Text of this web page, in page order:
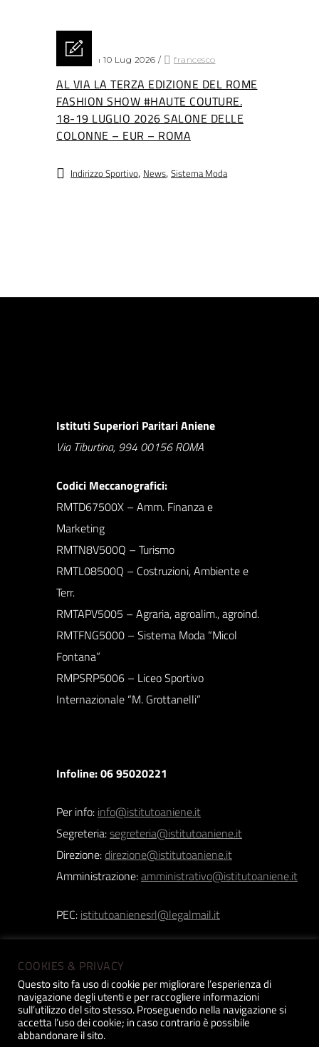
Posted on 10 Lug 2026 / francesco
AL VIA LA TERZA EDIZIONE DEL ROME
FASHION SHOW #HAUTE COUTURE.
18-19 LUGLIO 2026 SALONE DELLE
COLONNE – EUR – ROMA
Indirizzo Sportivo, News, Sistema Moda
Istituti Superiori Paritari Aniene
Via Tiburtina, 994 00156 ROMA
Codici Meccanografici:
RMTD67500X – Amm. Finanza e
Marketing
RMTN8V500Q – Turismo
RMTL08500Q – Costruzioni, Ambiente e
Terr.
RMTAPV5005 – Agraria, agroalim., agroind.
RMTFNG5000 – Sistema Moda “Micol
Fontana”
RMPSRP5006 – Liceo Sportivo
Internazionale “M. Grottanelli”
Infoline: 06 95020221
Per info: info@istitutoaniene.it
Segreteria:segreteria@istitutoaniene.it
Direzione: direzione@istitutoaniene.it
Amministrazione:amministrativo@istitutoaniene.it
PEC: istitutoanienesrl@legalmail.it
Istituto Aniene srl | Copyright 2019 © | P.iva:
12518031005 | Privacy Policy| DesignConstant
COOKIES & PRIVACY
Questo sito fa uso di cookie per migliorare l’esperienza di
navigazione degli utenti e per raccogliere informazioni
sull’utilizzo del sito stesso. Proseguendo nella navigazione si
accetta l’uso dei cookie; in caso contrario è possibile
abbandonare il sito.